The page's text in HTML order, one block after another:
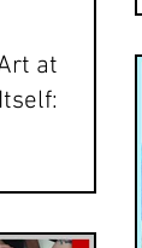
at
Cattelan Che